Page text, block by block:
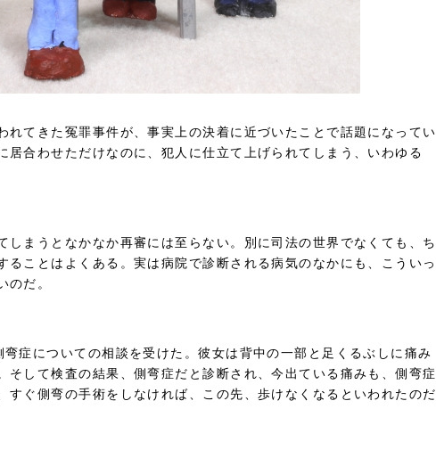
れてきた冤罪事件が、事実上の決着に近づいたことで話題になってい
居合わせただけなのに、犯人に仕立て上げられてしまう、いわゆる
しまうとなかなか再審には至らない。別に司法の世界でなくても、ち
ることはよくある。実は病院で診断される病気のなかにも、こういっ
のだ。
症についての相談を受けた。彼女は背中の一部と足くるぶしに痛み
そして検査の結果、側弯症だと診断され、今出ている痛みも、側弯症
すぐ側弯の手術をしなければ、この先、歩けなくなるといわれたのだ